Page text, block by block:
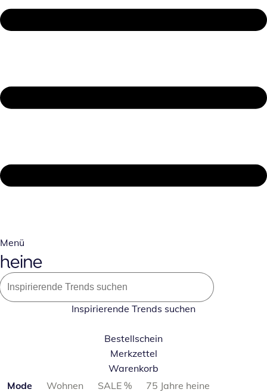
Menü
Inspirierende Trends suchen
Bestellschein
Merkzettel
Warenkorb
Produktkategorien überspringen
Mode Wohnen SALE %
75 Jahre heine